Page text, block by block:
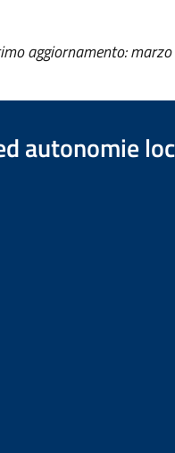
aggiornamento:
autonomie